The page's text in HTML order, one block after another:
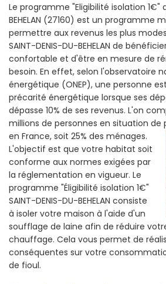
Le programme "Eligibilité isolation 1€"
BEHELAN (27160) est un programme
permettre aux revenus les plus
SAINT-DENIS-DU-BEHELAN de
confortable et d'être en mesure de
besoin. En effet, selon l'observatoire
énergétique (ONEP), une personne
précarité énergétique lorsque ses
dépasse 10% de ses revenus. L'on
millions de personnes en situation
en France, soit 25% des ménages.
L'objectif est que votre habitat soit
conforme aux normes exigées par
la réglementation en vigueur. Le
programme "Éligibilité isolation 1€"
SAINT-DENIS-DU-BEHELAN consiste
à isoler votre maison à l'aide d'un
soufflage de laine afin de réduire
chauffage. Cela vous permet de
conséquentes sur votre
de fioul.